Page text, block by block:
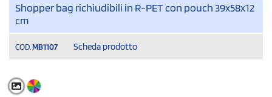
Shopper bag richiudibili in R-PET con pouch 39x58x12
cm
COD. MB1107 Scheda prodotto